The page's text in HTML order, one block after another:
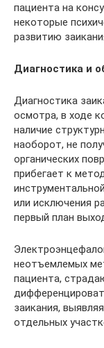
пациента на
некоторые
развитию
Диагностика и
Диагностика
осмотра, в ходе
наличие
наоборот, не
органических
прибегает к
или исключения
первый план
неотъемлемых
пациента,
заикания,
отдельных